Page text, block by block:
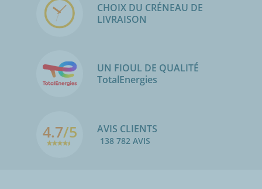
CHOIX DU CRÉNEAU DE
LIVRAISON
UN FIOUL DE QUALITÉ
TotalEnergies
4.7/5 AVIS CLIENTS
138 782 AVIS